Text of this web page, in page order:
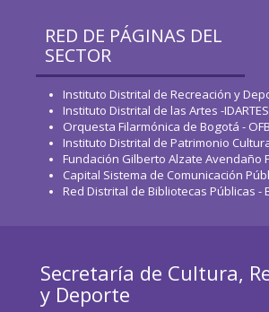
RED DE PÁGINAS DEL
SECTOR
Instituto Distrital de Recreación y
Instituto Distrital de las Artes -IDARTES
Orquesta Filarmónica de Bogotá - OFB
Instituto Distrital de Patrimonio
Fundación Gilberto Alzate Avendaño
Capital Sistema de Comunicación
Red Distrital de Bibliotecas Públicas -
Secretaría de Cultura,
y Deporte